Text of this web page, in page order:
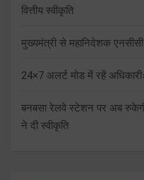
वित्तीय स्वीकृति
मुख्यमंत्री से महानिदेशक
24×7 अलर्ट मोड में रहें
बनबसा रेलवे स्टेशन पर अब
ने दी स्वीकृति